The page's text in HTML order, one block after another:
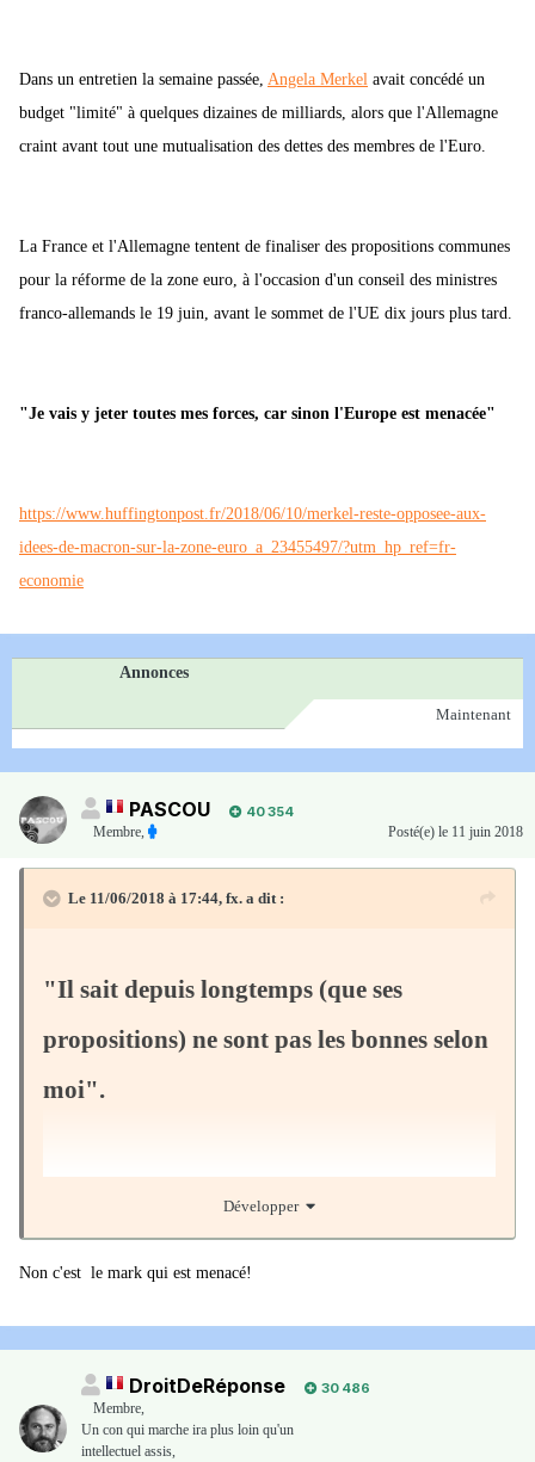
Dans un entretien la semaine passée, Angela Merkel avait concédé un
budget "limité" à quelques dizaines de milliards, alors que l'Allemagne
craint avant tout une mutualisation des dettes des membres de l'Euro.
La France et l'Allemagne tentent de finaliser des propositions communes
pour la réforme de la zone euro, à l'occasion d'un conseil des ministres
franco-allemands le 19 juin, avant le sommet de l'UE dix jours plus tard.
"Je vais y jeter toutes mes forces, car sinon l'Europe est menacée"
https://www.huffingtonpost.fr/2018/06/10/merkel-reste-opposee-aux-
idees-de-macron-sur-la-zone-euro_a_23455497/?utm_hp_ref=fr-
economie
Annonces
Maintenant
PASCOU
40 354
Membre, Posté(e) le 11 juin 2018
Le 11/06/2018 à 17:44, fx. a dit :
"Il sait depuis longtemps (que ses
propositions) ne sont pas les bonnes selon
moi".
ALLEMAGNE - La chancelière allemande Angela Merkel a
Développer
Non c'est le mark qui est menacé!
DroitDeRéponse
30 486
Membre,
Un con qui marche ira plus loin qu'un
intellectuel assis,